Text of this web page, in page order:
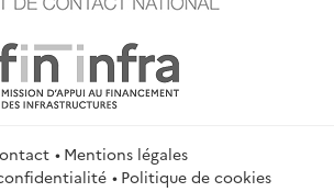
Mentions légales
Politique de cookies